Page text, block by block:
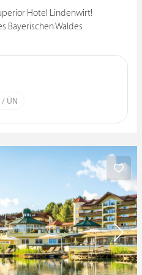
Hotel Lindenwirt!
Bayerischen Waldes
/ ÜN